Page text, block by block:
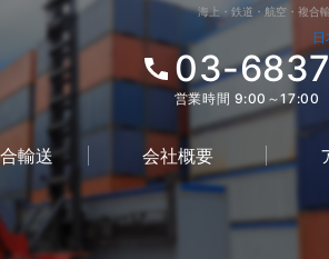
海上・鉄道・航空・複合
03-
営業時間 9:00～17:00
輸送 会社概要